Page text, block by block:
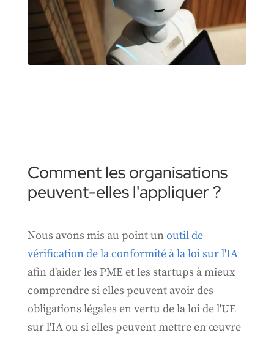
Comment les organisations
peuvent-elles l'appliquer ?
Nous avons mis au point unoutil de
vérification de la conformité à la loi sur l'IA
afin d'aider les PME et les startups à mieux
comprendre si elles peuvent avoir des
obligations légales en vertu de la loi de l'UE
sur l'IA ou si elles peuvent mettre en œuvre